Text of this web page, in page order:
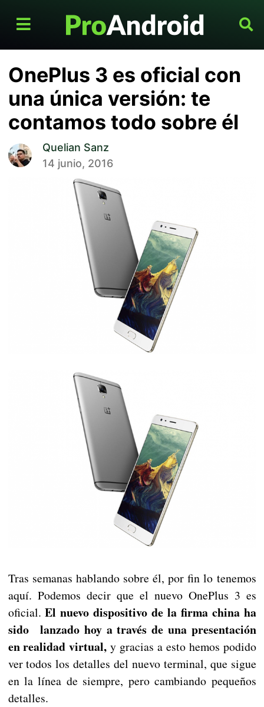
OnePlus 3 es oficial con
una única versión: te
contamos todo sobre él
Quelian Sanz
14 junio, 2016
Tras semanas hablando sobre él, por fin lo tenemos
aquí. Podemos decir que el nuevo OnePlus 3 es
oficial.El nuevo dispositivo de la firma china ha
sido lanzado hoy a través de una presentación
en realidad virtual, y gracias a esto hemos podido
ver todos los detalles del nuevo terminal, que sigue
en la línea de siempre, pero cambiando pequeños
detalles.